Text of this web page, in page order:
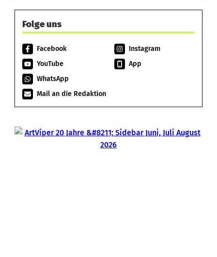
Folge uns
Facebook
Instagram
YouTube
App
WhatsApp
Mail an die Redaktion